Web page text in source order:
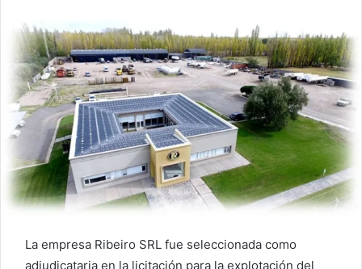
La empresa Ribeiro SRL fue seleccionada como
adjudicataria en la licitación para la explotación del